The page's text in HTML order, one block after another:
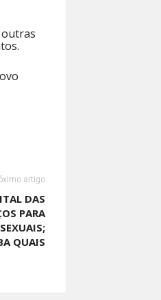
artigo
DAS
PARA
QUAIS